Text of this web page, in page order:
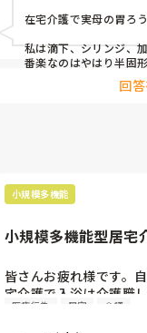
在宅介護で実母の胃ろ
私は滴下、シリンジ、
番楽なのはやはり半固
手動の加圧バッグに栄
してシュコシュコと加
ないって何だかおかし
回
小規模多機能
小規模多機能型居宅
皆さんお疲れ様です。
宅介護で入浴は介護職
ブを外したり接続した
医療行為 居宅 会議